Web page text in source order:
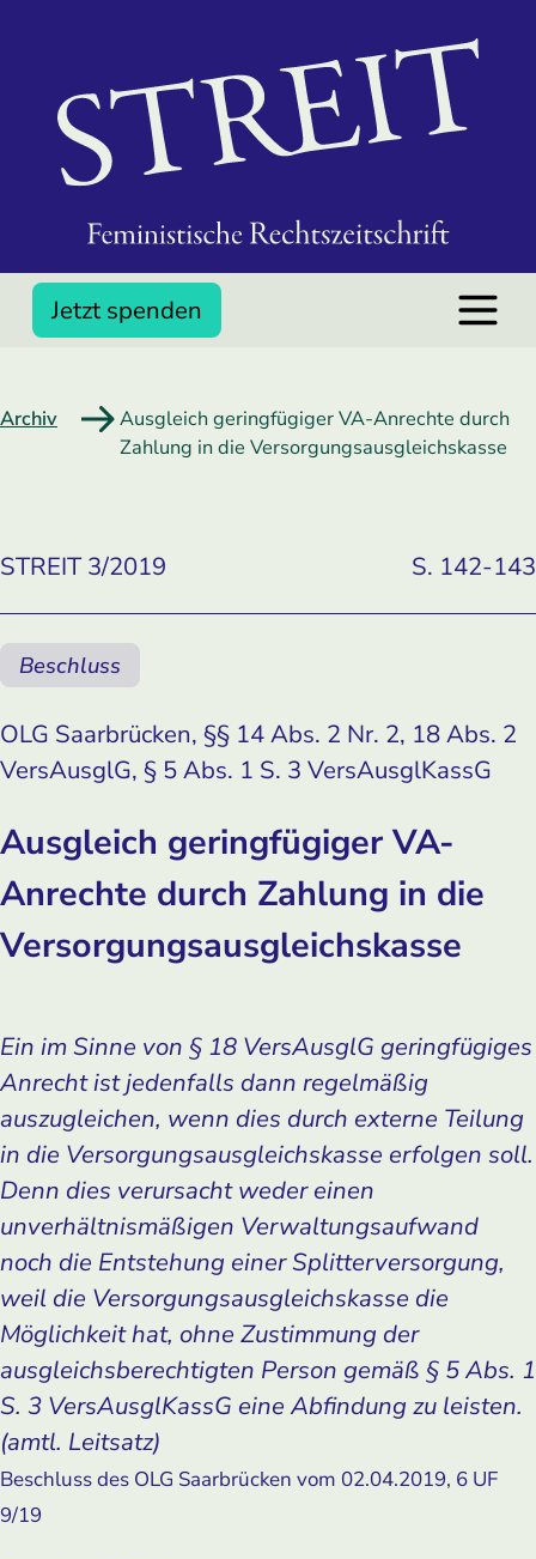
Jetzt spenden
Archiv
Ausgleich geringfügiger VA-Anrechte durch
Zahlung in die Versorgungs­ausgleichskasse
STREIT 3/2019 S. 142-143
Beschluss
OLG Saarbrücken, §§ 14 Abs. 2 Nr. 2, 18 Abs. 2
VersAusglG, § 5 Abs. 1 S. 3 VersAusglKassG
Ausgleich geringfügiger VA-
Anrechte durch Zahlung in die
Versorgungs­ausgleichskasse
Ein im Sinne von § 18 VersAusglG geringfügiges
Anrecht ist jedenfalls dann regelmäßig
auszugleichen, wenn dies durch externe Teilung
in die Versorgungsausgleichskasse erfolgen soll.
Denn dies verursacht weder einen
unverhältnismäßigen Verwaltungsaufwand
noch die Entstehung einer Splitterversorgung,
weil die Versorgungsausgleichskasse die
Möglichkeit hat, ohne Zustimmung der
ausgleichsberechtigten Person gemäß § 5 Abs. 1
S. 3 VersAusglKassG eine Abfindung zu leisten.
(amtl. Leitsatz)
Beschluss des OLG Saarbrücken vom 02.04.2019, 6 UF
9/19